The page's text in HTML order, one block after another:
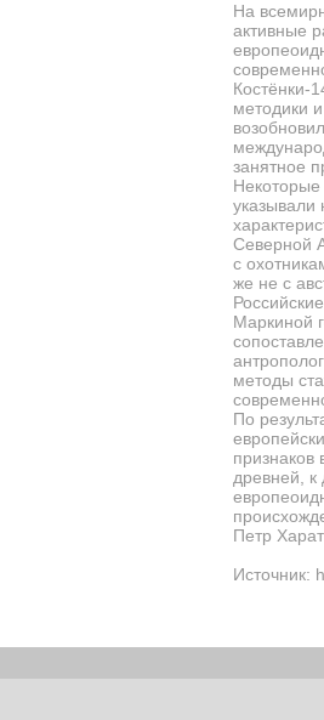
На
активные
Костёнки-
методики
занятное
Некоторые
указывали
Северной
с
же не с
Маркиной
методы
По
признаков
древней, к
Петр
Источник: